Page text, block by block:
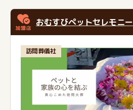
おむすびペットセレモニー
訪問葬儀社